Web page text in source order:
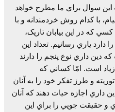
سوال براي ما مطرح خواهد
با کدام روش خردمندانه و با
که در اين بيابان تاريک،
دارد ياري رسانيم. تعداد اين
دين داري نوع پنجم را دارند
است. امّا کساني که
و طرز تفکر خود را به آنان
داري اجازه حيات دهند که آنان
و حقيقت جويي را براي اين